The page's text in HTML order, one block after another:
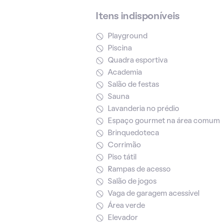
Itens indisponíveis
Playground
Piscina
Quadra esportiva
Academia
Salão de festas
Sauna
Lavanderia no prédio
Espaço gourmet na área comum
Brinquedoteca
Corrimão
Piso tátil
Rampas de acesso
Salão de jogos
Vaga de garagem acessível
Área verde
Elevador